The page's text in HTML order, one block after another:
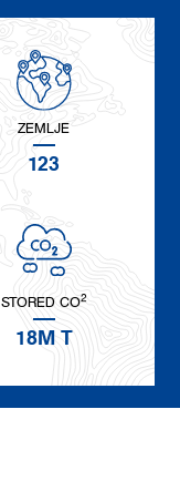
ZEMLJE
123
STORED CO2
18M T